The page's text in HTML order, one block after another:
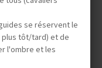
du Nord
se réservent le
tôt/tard) et de
l'ombre et les